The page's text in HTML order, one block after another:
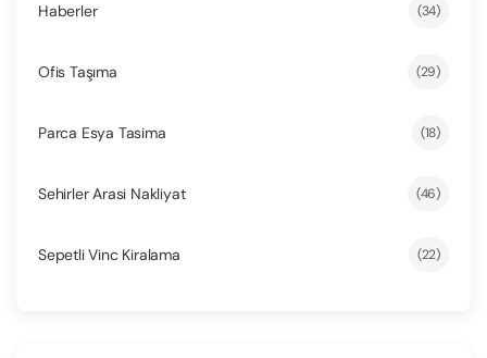
Haberler (34)
Ofis Taşıma (29)
Parca Esya Tasima (18)
Sehirler Arasi Nakliyat (46)
Sepetli Vinc Kiralama (22)